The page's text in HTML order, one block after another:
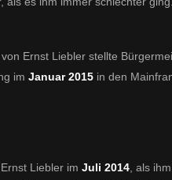
Ernst Liebler stellte
im Januar 2015 in den
Liebler im Juli 2014 , als